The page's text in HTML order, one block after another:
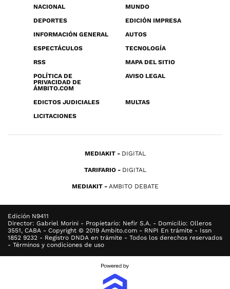
NACIONAL
MUNDO
DEPORTES
EDICIÓN IMPRESA
INFORMACIÓN GENERAL
AUTOS
ESPECTÁCULOS
TECNOLOGÍA
RSS
MAPA DEL SITIO
POLÍTICA DE
PRIVACIDAD DE
ÁMBITO.COM
AVISO LEGAL
EDICTOS JUDICIALES
MULTAS
LICITACIONES
MEDIAKIT DIGITAL
TARIFARIO DIGITAL
MEDIAKIT AMBITO DEBATE
Edición N9411
Director: Gabriel Morini - Propietario: Nefir S.A. - Domicilio: Olleros
3551, CABA - Copyright © 2019 Ambito.com - RNPI En trámite - Issn
1852 9232 - Registro DNDA en trámite - Todos los derechos reservados
- Términos y condiciones de uso